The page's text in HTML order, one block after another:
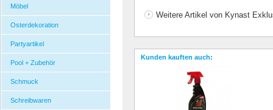
Möbel
Osterdekoration
Partyartikel
Pool + Zubehör
Schmuck
Schreibwaren
Weitere Artikel von Kynast
Kunden kauften auch: